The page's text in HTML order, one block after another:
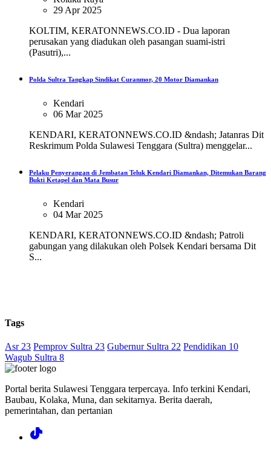
29 Apr 2025
KOLTIM, KERATONNEWS.CO.ID - Dua laporan
perusakan yang diadukan oleh pasangan suami-istri
(Pasutri),...
Polda Sultra Tangkap Sindikat Curanmor, 20 Motor Diamankan
Kendari
06 Mar 2025
KENDARI, KERATONNEWS.CO.ID &ndash; Jatanras Dit
Reskrimum Polda Sulawesi Tenggara (Sultra) menggelar...
Pelaku Penyerangan di Jembatan Teluk Kendari Diamankan, Ditemukan Barang
Bukti Ketapel dan Mata Busur
Kendari
04 Mar 2025
KENDARI, KERATONNEWS.CO.ID &ndash; Patroli
gabungan yang dilakukan oleh Polsek Kendari bersama Dit
S...
Tags
Asr 23 Pemprov Sultra 23 Gubernur Sultra 22 Pendidikan 10
Wagub Sultra 8
Portal berita Sulawesi Tenggara terpercaya. Info terkini Kendari,
Baubau, Kolaka, Muna, dan sekitarnya. Berita daerah,
pemerintahan, dan pertanian